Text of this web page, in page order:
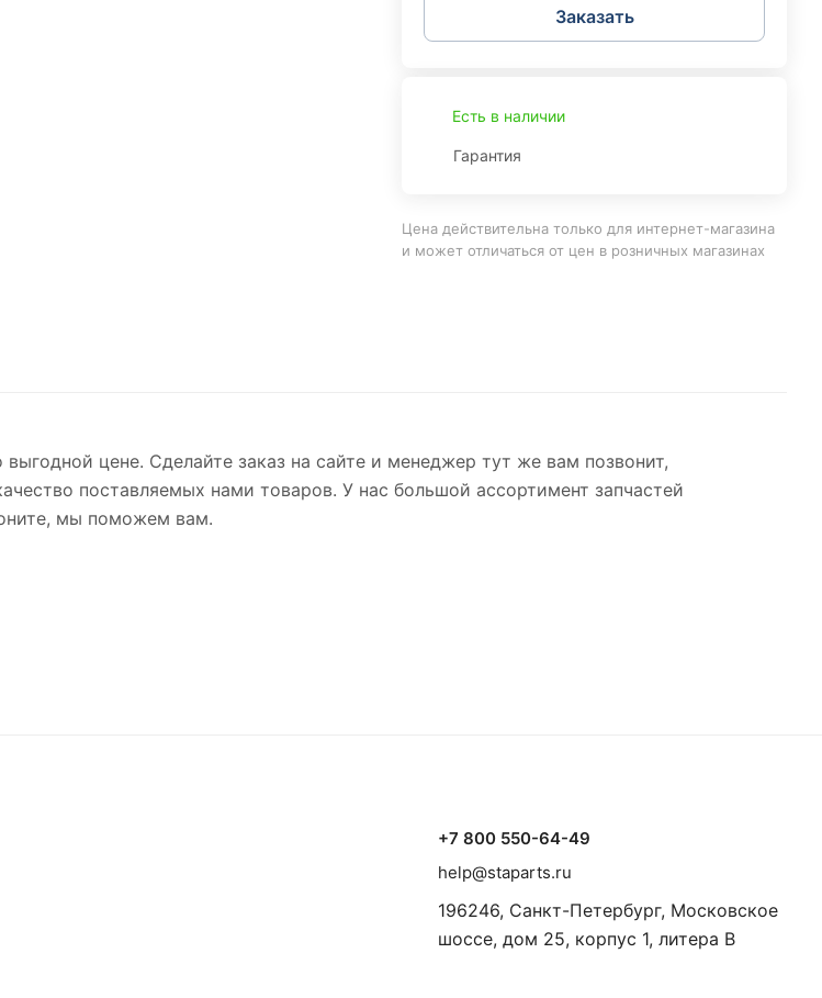
Заказать
Есть в наличии
Гарантия
Цена действительна только для интернет-магазина
и может отличаться от цен в розничных магазинах
цене. Сделайте заказ на сайте и менеджер тут же вам позвонит,
поставляемых нами товаров. У нас большой ассортимент запчастей
мы поможем вам.
+7 800 550-64-49
help@staparts.ru
196246, Санкт-Петербург, Московское
шоссе, дом 25, корпус 1, литера В